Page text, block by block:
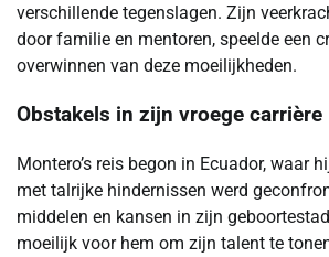
verschillende tegenslagen. Zijn
door familie en mentoren, speelde een
overwinnen van deze moeilijkheden.
Obstakels in zijn vroege carrière
Montero’s reis begon in Ecuador, waar
met talrijke hindernissen werd
middelen en kansen in zijn
moeilijk voor hem om zijn talent te